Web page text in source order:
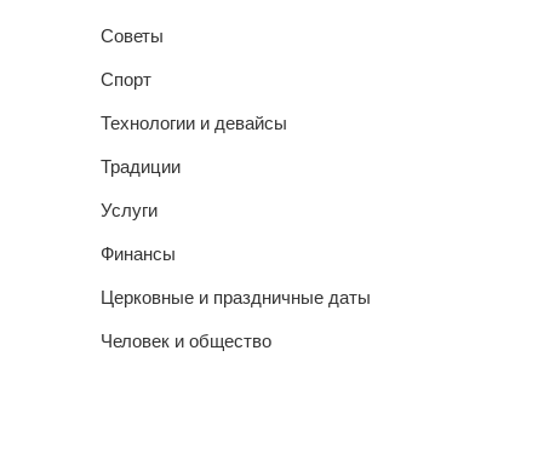
Советы
Спорт
Технологии и девайсы
Традиции
Услуги
Финансы
Церковные и праздничные даты
Человек и общество